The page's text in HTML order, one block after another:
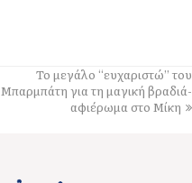
τραγουδά στο
Το μεγάλο “ευχαριστώ” του
Μπαρμπάτη για τη μαγική βραδιά-
αφιέρωμα στο Μίκη